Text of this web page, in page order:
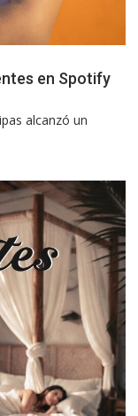
en Spotify
alcanzó un